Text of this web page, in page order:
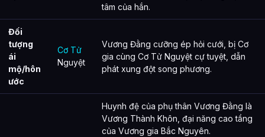
tâm của hắn.
Đối
tượng
ái
mộ/hôn
ước
Cơ Tử
Nguyệt
Vương Đằng cưỡng ép hỏi cưới, bị Cơ
gia cùng Cơ Tử Nguyệt cự tuyệt, dẫn
phát xung đột song phương.
Huynh đệ của phụ thân Vương Đằng là
Vương Thành Khôn, đại năng cao tầng
của Vương gia Bắc Nguyên.